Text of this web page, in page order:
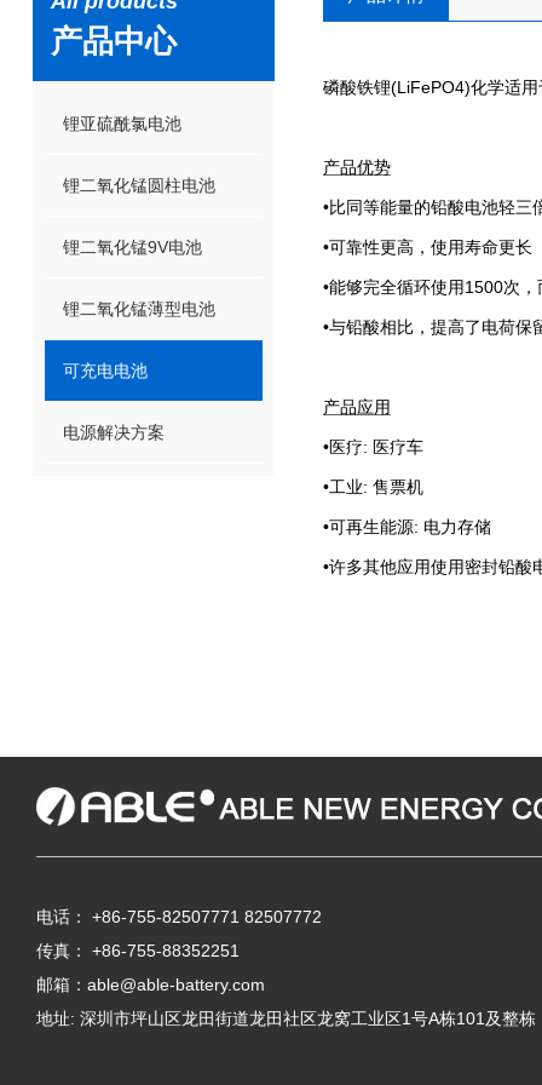
产品中心
锂亚硫酰氯电池
锂二氧化锰圆柱电池
锂二氧化锰9V电池
锂二氧化锰薄型电池
可充电电池
电源解决方案
磷酸铁锂(LiFePO4)化学适
产品优势
•比同等能量的铅酸电池轻三
•可靠性更高，使用寿命更长
•能够完全循环使用1500次，
•与铅酸相比，提高了电荷保
产品应用
•医疗: 医疗车
•工业: 售票机
•可再生能源: 电力存储
•许多其他应用使用密封铅酸
电话： +86-755-82507771 82507772
传真： +86-755-88352251
邮箱： able@able-battery.com
地址: 深圳市坪山区龙田街道龙田社区龙窝工业区1号A栋101及整栋